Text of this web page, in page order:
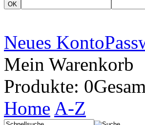
OK
Neues Konto
Mein Warenkorb
Produkte: 0
Home A-Z